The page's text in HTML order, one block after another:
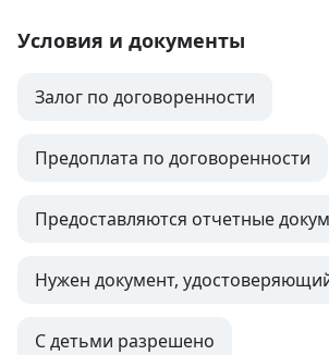
Условия и документы
Залог по договоренности
Предоплата по договоренности
Предоставляются отчетные
Нужен документ,
С детьми разрешено